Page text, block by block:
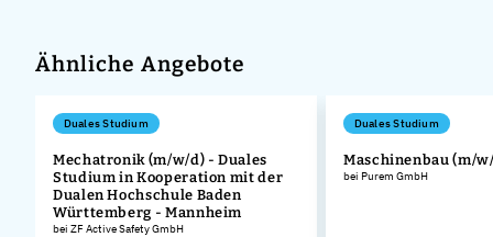
Ähnliche Angebote
Duales Studium
Mechatronik (m/w/d) - Duales
Studium in Kooperation mit der
Dualen Hochschule Baden
Württemberg - Mannheim
bei ZF Active Safety GmbH
Duales Studium
Maschinenbau (m/
bei Purem GmbH